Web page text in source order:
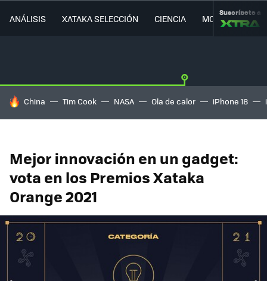
ANÁLISIS XATAKA SELECCIÓN CIENCIA MOVILIDAD
Suscríbete a
HOY SE HABLA DE
China Tim Cook NASA Ola de calor iPhone 18
Mejor innovación en un gadget:
vota en los Premios Xataka
Orange 2021